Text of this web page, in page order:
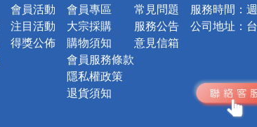
會員活動
注目活動
得獎公佈
會員專區
大宗採購
購物須知
會員服務條款
隱私權政策
退貨須知
常見問題
服務公告
意見信箱
服務時間：
公司地址：